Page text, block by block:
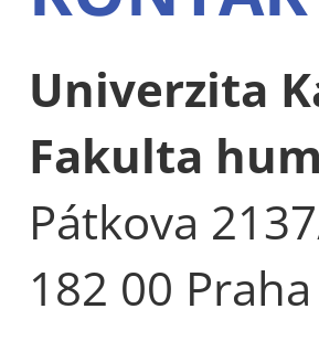
Univerzita
Fakulta
Pátkova
182 00